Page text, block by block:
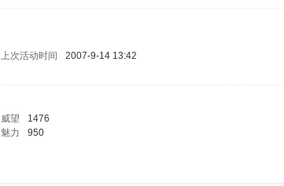
上次活动时间
2007-9-14 13:42
威望
1476
魅力 950